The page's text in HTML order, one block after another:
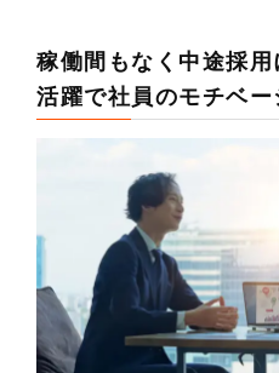
稼働間もなく中途採
活躍で社員のモチベ